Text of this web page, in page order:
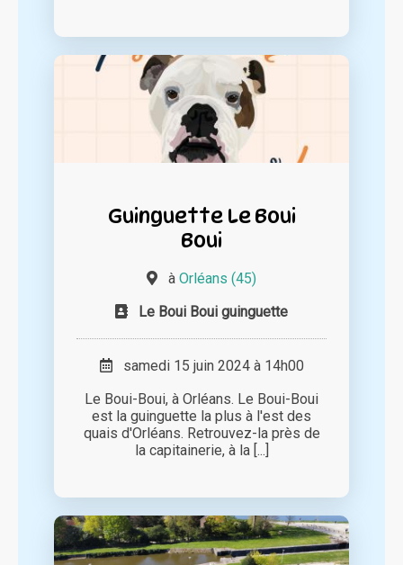
Guinguette Le Boui
Boui
à Orléans (45)
Le Boui Boui guinguette
samedi 15 juin 2024 à 14h00
Le Boui-Boui, à Orléans. Le Boui-Boui
est la guinguette la plus à l'est des
quais d'Orléans. Retrouvez-la près de
la capitainerie, à la [...]